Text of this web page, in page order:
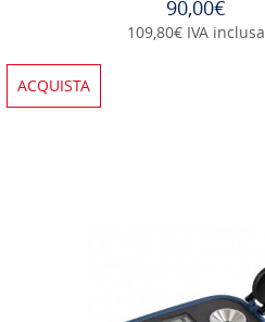
90,00€
109,80€ IVA inclusa
ACQUISTA